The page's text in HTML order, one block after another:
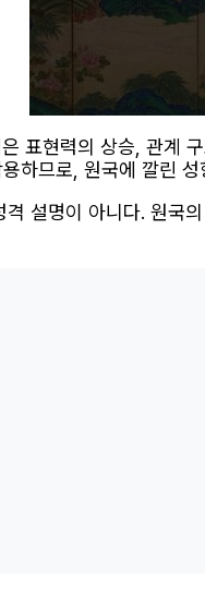
표현력의 상승, 관계
하므로, 원국에 깔린
설명이 아니다. 원국